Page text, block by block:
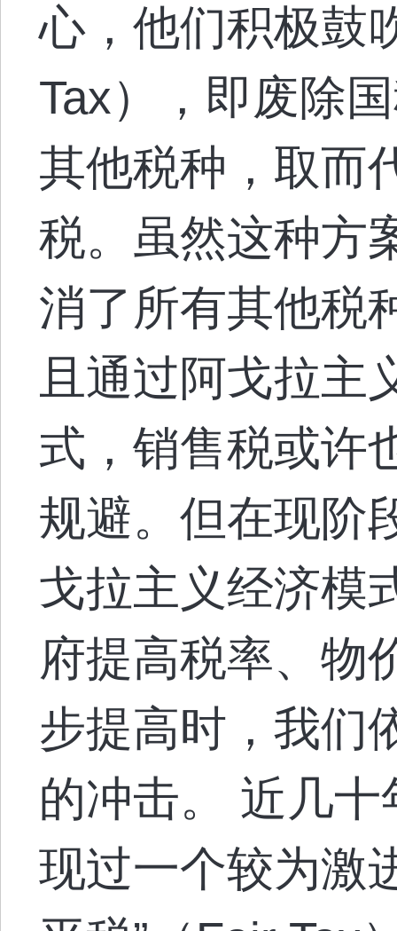
心，他们积极鼓
Tax），即废除
其他税种，取而
税。虽然这种方
消了所有其他税
且通过阿戈拉主
式，销售税或许
规避。但在现阶
戈拉主义经济模
府提高税率、物
步提高时，我们
的冲击。 近几
现过一个较为